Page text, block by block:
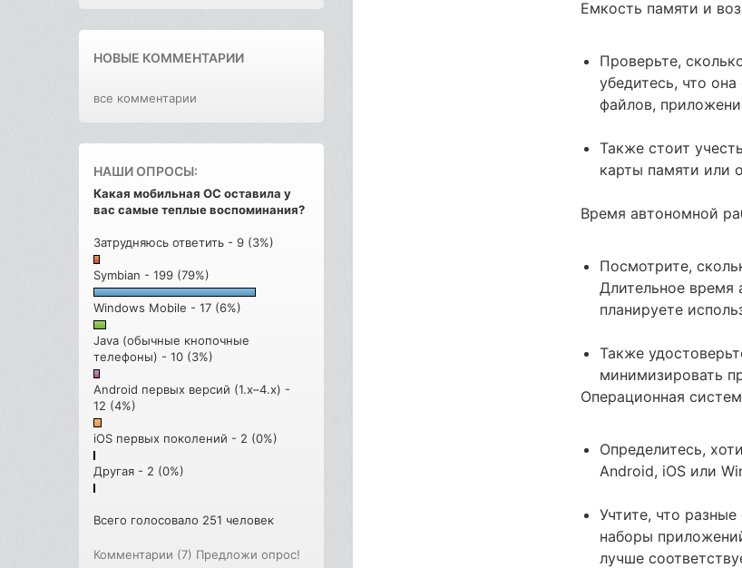
НОВЫЕ КОММЕНТАРИИ
все комментарии
НАШИ ОПРОСЫ:
Какая мобильная ОС оставила у
вас самые теплые воспоминания?
Затрудняюсь ответить - 9 (3%)
Symbian - 199 (79%)
Windows Mobile - 17 (6%)
Java (обычные кнопочные
телефоны) - 10 (3%)
Android первых версий (1.x–4.x) -
12 (4%)
iOS первых поколений - 2 (0%)
Другая - 2 (0%)
Всего голосовало 251 человек
Комментарии (7) Предложи опрос!
Емкость памяти и
Проверьте,
убедитесь, что
файлов,
Также стоит
карты памяти или
Время автономной
Посмотрите,
Длительное время
планируете
Также
минимизировать
Операционная
Определитесь,
Android, iOS или
Учтите, что
наборы
лучше